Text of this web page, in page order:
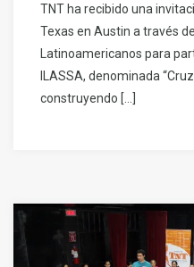
TNT ha recibido una
Texas en Austin a través
Latinoamericanos para
ILASSA, denominada
construyendo […]